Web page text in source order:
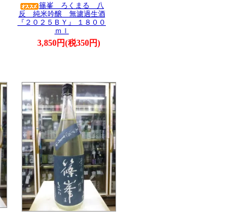
篠峯 ろくまる 八
反 純米吟醸 無濾過生酒
『２０２５ＢＹ』 １８００
ｍｌ
3,850円(税350円)